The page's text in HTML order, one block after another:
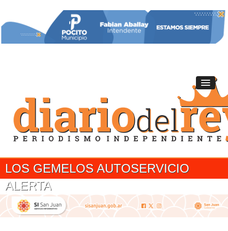
LOS GEMELOS AUTOSERVICIO
ALERTA